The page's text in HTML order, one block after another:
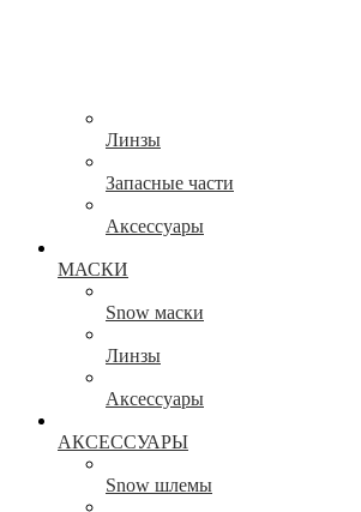
Линзы
Запасные части
Аксессуары
МАСКИ
Snow маски
Линзы
Аксессуары
АКСЕССУАРЫ
Snow шлемы